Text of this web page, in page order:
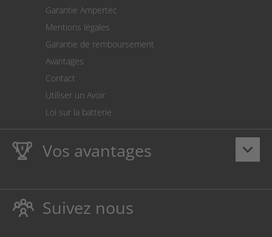
Le calculateur des frais de port
Paramètres des cookies
Garantie Ampertec
Mentions légales
Garantie de remboursement
Avantages
Contact
Utiliser un Avoir
Loi sur la batterie
keyboard_arrow_down
Vos avantages
LaAmpertec Garantie à viesur les encres et toners
Suivez nous